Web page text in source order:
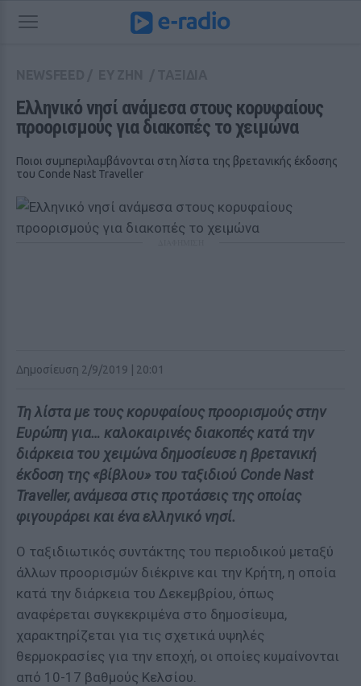
Ελληνικό νησί ανάμεσα στους κορυφαίους
προορισμούς για διακοπές το χειμώνα
Ποιοι συμπεριλαμβάνονται στη λίστα της βρετανικής έκδοσης
του Conde Nast Traveller
Δημοσίευση 2/9/2019 | 20:01
Τη λίστα με τους κορυφαίους προορισμούς στην
Ευρώπη για… καλοκαιρινές διακοπές κατά την
διάρκεια του χειμώνα δημοσίευσε η βρετανική
έκδοση της «βίβλου» του ταξιδιού Conde Nast
Traveller, ανάμεσα στις προτάσεις της οποίας
φιγουράρει και ένα ελληνικό νησί.
Ο ταξιδιωτικός συντάκτης του περιοδικού μεταξύ
άλλων προορισμών διέκρινε και την Κρήτη, η οποία
κατά την διάρκεια του Δεκεμβρίου, όπως
αναφέρεται συγκεκριμένα στο δημοσίευμα,
χαρακτηρίζεται για τις σχετικά υψηλές
θερμοκρασίες για την εποχή, οι οποίες κυμαίνονται
από 10-17 βαθμούς Κελσίου.